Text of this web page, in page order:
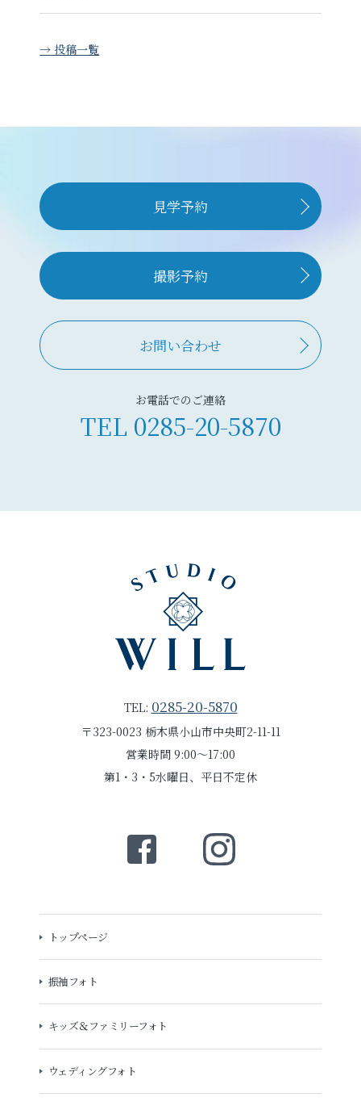
→ 投稿一覧
見学予約
撮影予約
お問い合わせ
お電話でのご連絡
TEL 0285-20-5870
TEL: 0285-20-5870
〒323-0023 栃木県小山市中央町2-11-11
営業時間 9:00～17:00
第1・3・5水曜日、平日不定休
トップページ
振袖フォト
キッズ＆ファミリーフォト
ウェディングフォト